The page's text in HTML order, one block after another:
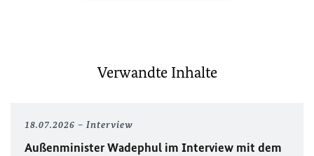
Verwandte Inhalte
18.07.2026 Interview
Außenminister Wadephul im Interview mit dem